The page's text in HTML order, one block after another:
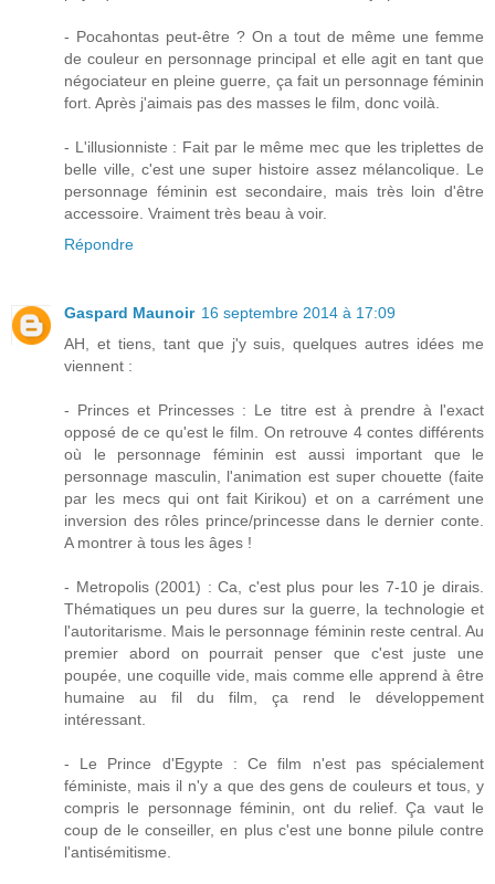
- Pocahontas peut-être ? On a tout de même une femme
de couleur en personnage principal et elle agit en tant que
négociateur en pleine guerre, ça fait un personnage féminin
fort. Après j'aimais pas des masses le film, donc voilà.
- L'illusionniste : Fait par le même mec que les triplettes de
belle ville, c'est une super histoire assez mélancolique. Le
personnage féminin est secondaire, mais très loin d'être
accessoire. Vraiment très beau à voir.
Répondre
Gaspard Maunoir 16 septembre 2014 à 17:09
AH, et tiens, tant que j'y suis, quelques autres idées me
viennent :
- Princes et Princesses : Le titre est à prendre à l'exact
opposé de ce qu'est le film. On retrouve 4 contes différents
où le personnage féminin est aussi important que le
personnage masculin, l'animation est super chouette (faite
par les mecs qui ont fait Kirikou) et on a carrément une
inversion des rôles prince/princesse dans le dernier conte.
A montrer à tous les âges !
- Metropolis (2001) : Ca, c'est plus pour les 7-10 je dirais.
Thématiques un peu dures sur la guerre, la technologie et
l'autoritarisme. Mais le personnage féminin reste central. Au
premier abord on pourrait penser que c'est juste une
poupée, une coquille vide, mais comme elle apprend à être
humaine au fil du film, ça rend le développement
intéressant.
- Le Prince d'Egypte : Ce film n'est pas spécialement
féministe, mais il n'y a que des gens de couleurs et tous, y
compris le personnage féminin, ont du relief. Ça vaut le
coup de le conseiller, en plus c'est une bonne pilule contre
l'antisémitisme.